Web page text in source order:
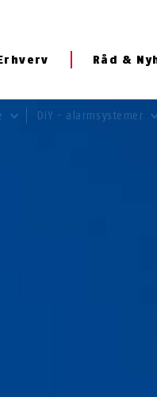
Råd &
DIY - alarmsystemer